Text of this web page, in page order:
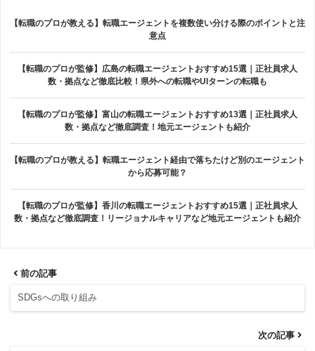
【転職のプロが教える】転職エージェントを複数使い分ける際のポイントと注
意点
【転職のプロが監修】広島の転職エージェントおすすめ15選｜正社員求人
数・拠点など徹底比較！県外への転職やUIターンの転職も
【転職のプロが監修】富山の転職エージェントおすすめ13選｜正社員求人
数・拠点など徹底調査！地元エージェントも紹介
【転職のプロが教える】転職エージェント経由で落ちたけど別のエージェント
から応募可能？
【転職のプロが監修】香川の転職エージェントおすすめ15選｜正社員求人
数・拠点など徹底調査！リージョナルキャリアなど地元エージェントも紹介
前の記事
SDGsへの取り組み
次の記事